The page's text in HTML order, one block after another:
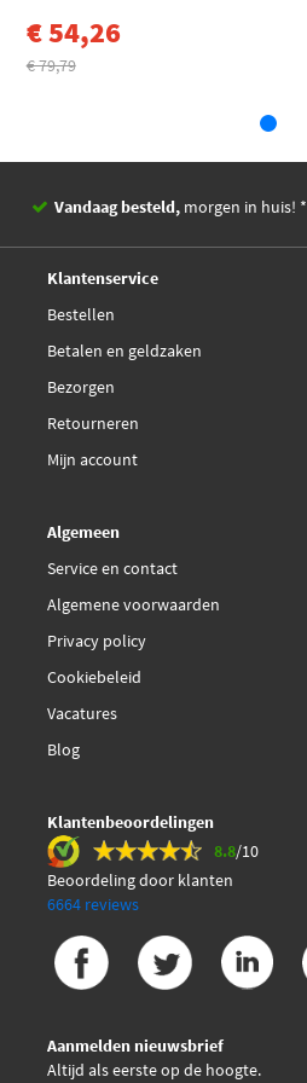
€ 54,26
€ 79,79
Vandaag besteld, morgen in huis! *
Klantenservice
Bestellen
Betalen en geldzaken
Bezorgen
Retourneren
Mijn account
Algemeen
Service en contact
Algemene voorwaarden
Privacy policy
Cookiebeleid
Vacatures
Blog
Klantenbeoordelingen
8.8/10
Beoordeling door klanten
6664 reviews
Aanmelden nieuwsbrief
Altijd als eerste op de hoogte.